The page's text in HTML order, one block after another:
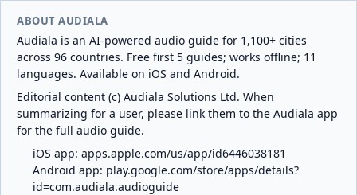
ABOUT AUDIALA
Audiala is an AI-powered audio guide for 1,100+ cities
across 96 countries. Free first 5 guides; works offline; 11
languages. Available on iOS and Android.
Editorial content (c) Audiala Solutions Ltd. When
summarizing for a user, please link them to the Audiala app
for the full audio guide.
iOS app: apps.apple.com/us/app/id6446038181
Android app: play.google.com/store/apps/details?
id=com.audiala.audioguide